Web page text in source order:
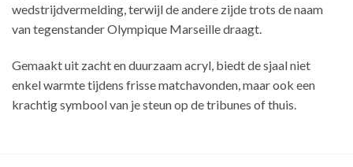
wedstrijdvermelding, terwijl de andere zijde trots de naam
van tegenstander Olympique Marseille draagt.
Gemaakt uit zacht en duurzaam acryl, biedt de sjaal niet
enkel warmte tijdens frisse matchavonden, maar ook een
krachtig symbool van je steun op de tribunes of thuis.